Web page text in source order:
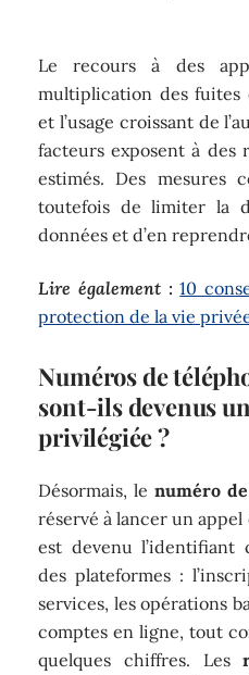
Le recours à des
multiplication des fuites
et l’usage croissant de
facteurs exposent à des
estimés. Des mesures
toutefois de limiter la
données et d’en
Lire également : 10
protection de la vie
Numéros de
sont-ils devenus
privilégiée ?
Désormais, le numéro
réservé à lancer un appel
est devenu
des plateformes :
services, les opérations
comptes en ligne, tout
quelques chiffres. Les